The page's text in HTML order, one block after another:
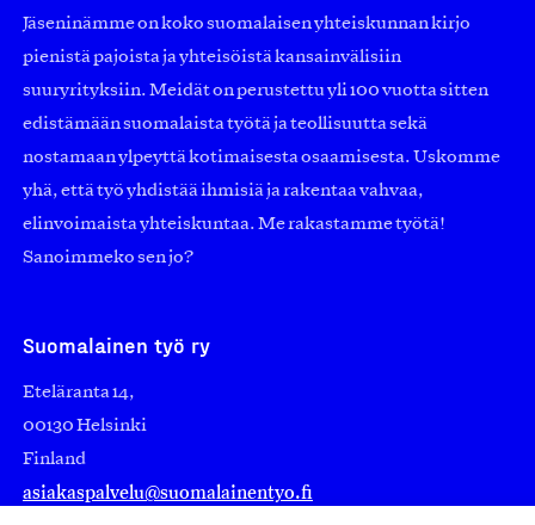
Jäseninämme on koko suomalaisen yhteiskunnan kirjo
pienistä pajoista ja yhteisöistä kansainvälisiin
suuryrityksiin. Meidät on perustettu yli 100 vuotta sitten
edistämään suomalaista työtä ja teollisuutta sekä
nostamaan ylpeyttä kotimaisesta osaamisesta. Uskomme
yhä, että työ yhdistää ihmisiä ja rakentaa vahvaa,
elinvoimaista yhteiskuntaa. Me rakastamme työtä!
Sanoimmeko sen jo?
Suomalainen työ ry
Eteläranta 14,
00130 Helsinki
Finland
asiakaspalvelu@suomalainentyo.fi